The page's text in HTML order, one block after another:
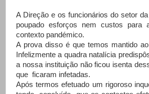
A Direção e os funcionários do setor
poupado esforços nem custos para
contexto pandémico.
A prova disso é que temos mantido
Infelizmente a quadra natalícia
a nossa instituição não ficou isenta
que ficaram infetadas.
Após termos efetuado um rigoroso